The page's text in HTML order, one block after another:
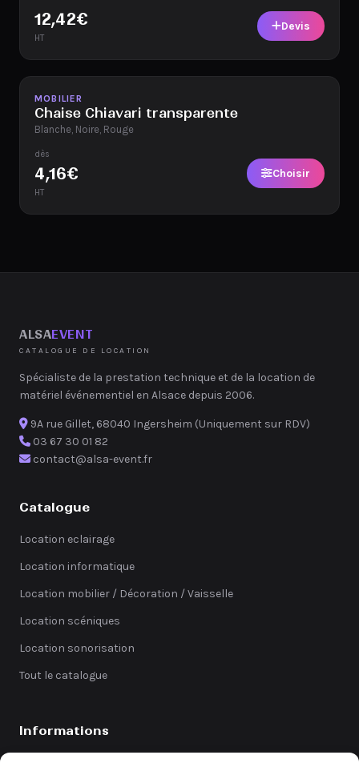
12,42€
HT
Devis
Disponible
MOBILIER
Chaise Chiavari transparente
Blanche, Noire, Rouge
dès
4,16€
HT
Choisir
ALSAEVENT
CATALOGUE DE LOCATION
Spécialiste de la prestation technique et de la location de
matériel événementiel en Alsace depuis 2006.
9A rue Gillet, 68040 Ingersheim (Uniquement sur RDV)
03 67 30 01 82
contact@alsa-event.fr
Catalogue
Location eclairage
Location informatique
Location mobilier / Décoration / Vaisselle
Location scéniques
Location sonorisation
Tout le catalogue
Informations